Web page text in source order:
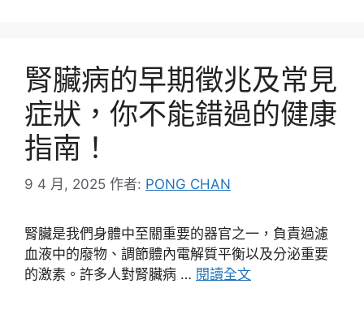
腎臟病的早期徵兆及常見
症狀，你不能錯過的健康
指南！
9 4 月, 2025 作者: PONG CHAN
腎臟是我們身體中至關重要的器官之一，負責過濾
血液中的廢物、調節體內電解質平衡以及分泌重要
的激素。許多人對腎臟病 … 閱讀全文